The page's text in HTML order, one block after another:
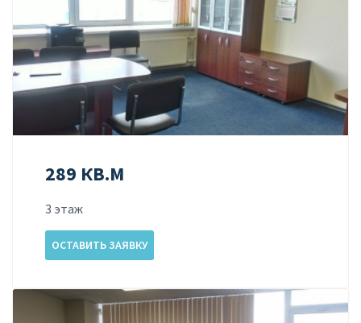
289 КВ.М
3 этаж
ОСТАВИТЬ ЗАЯВКУ